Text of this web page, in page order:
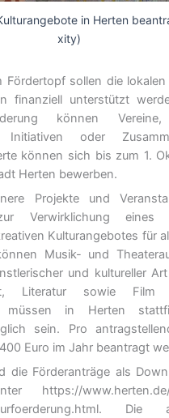
in Herten
xity)
Fördertopf sollen die
finanziell unterstützt
können Vereine,
Initiativen oder
können sich bis zum 1.
Herten bewerben.
Projekte und
Verwirklichung eines
Kulturangebotes für
Musik- und
und kultureller
Literatur sowie Film
müssen in Herten
sein. Pro
Euro im Jahr beantragt
die Förderanträge als
https://www.herten.de/
Die